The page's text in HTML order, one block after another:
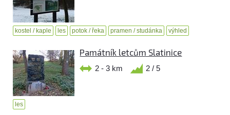
kostel / kaple les potok / řeka pramen / studánka výhled
Památník letcům Slatinice
2 - 3 km 2 / 5
les